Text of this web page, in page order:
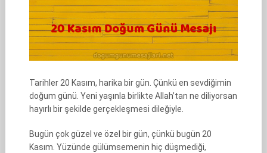
Tarihler 20 Kasım, harika bir gün. Çünkü en sevdiğimin
doğum günü. Yeni yaşınla birlikte Allah’tan ne diliyorsan
hayırlı bir şekilde gerçekleşmesi dileğiyle.
Bugün çok güzel ve özel bir gün, çünkü bugün 20
Kasım. Yüzünde gülümsemenin hiç düşmediği,